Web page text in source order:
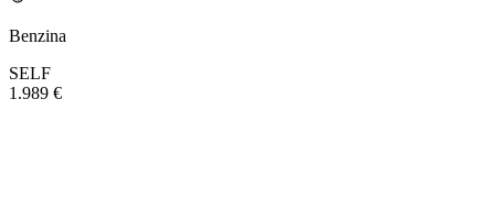
Benzina
SELF
1.989 €